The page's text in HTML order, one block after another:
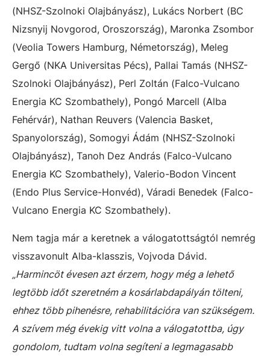
(NHSZ-Szolnoki Olajbányász), Lukács Norbert (BC
Nizsnyij Novgorod, Oroszország), Maronka Zsombor
(Veolia Towers Hamburg, Németország), Meleg
Gergő (NKA Universitas Pécs), Pallai Tamás (NHSZ-
Szolnoki Olajbányász), Perl Zoltán (Falco-Vulcano
Energia KC Szombathely), Pongó Marcell (Alba
Fehérvár), Nathan Reuvers (Valencia Basket,
Spanyolország), Somogyi Ádám (NHSZ-Szolnoki
Olajbányász), Tanoh Dez András (Falco-Vulcano
Energia KC Szombathely), Valerio-Bodon Vincent
(Endo Plus Service-Honvéd), Váradi Benedek (Falco-
Vulcano Energia KC Szombathely).
Nem tagja már a keretnek a válogatottságtól nemrég
visszavonult Alba-klasszis, Vojvoda Dávid.
„Harmincöt évesen azt érzem, hogy még a lehető
legtöbb időt szeretném a kosárlabdapályán tölteni,
ehhez több pihenésre, rehabilitációra van szükségem.
A szívem még évekig vitt volna a válogatottba, úgy
gondolom, tudtam volna segíteni a legmagasabb